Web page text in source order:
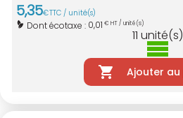
5,35€TTC / unité(s)
Dont écotaxe : 0,01 € HT / unité(s)
11 unité(s)
Ajouter au